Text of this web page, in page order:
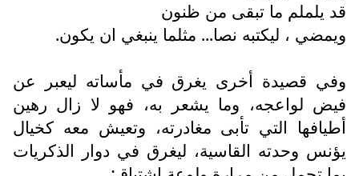
قد يلملم ما تبقى من ظنون
ويمضي ، ليكتبه نصا... مثلما ينبغي ان يكون.
وفي قصيدة أخرى يغرق في مأساته ليعبر عن
فيض لواعجه، وما يشعر به، فهو لا زال رهين
أطيافها التي تأبى مغادرته، وتعيش معه كخيال
يؤنس وحدته القاسية، ليغرق في دوار الذكريات